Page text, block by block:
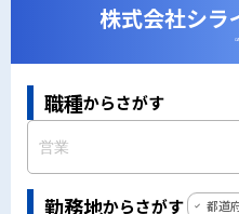
株式会社シラ
職種からさがす
勤務地からさがす 都道